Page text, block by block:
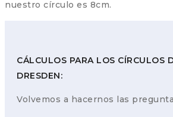
nuestro círculo es 8cm.
CÁLCULOS PARA LOS CÍRCULOS
DRESDEN:
Volvemos a hacernos las